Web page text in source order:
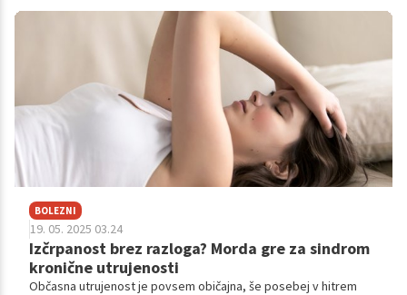
ni treba premakniti več kot nekaj korakov.
BOLEZNI
19. 05. 2025 03.24
Izčrpanost brez razloga? Morda gre za sindrom
kronične utrujenosti
Občasna utrujenost je povsem običajna, še posebej v hitrem